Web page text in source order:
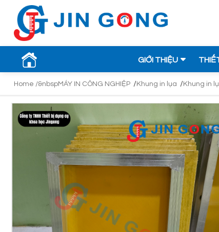
GIỚI THIỆU
Home /&nbspMÁY IN CÔNG NGHIỆP /Khung in lụa /Khung in